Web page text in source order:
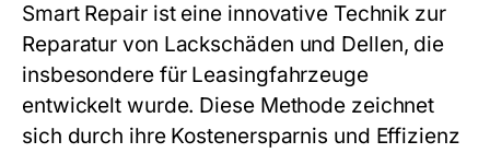
Smart Repair ist eine innovative Technik zur
Reparatur von Lackschäden und Dellen, die
insbesondere für Leasingfahrzeuge
entwickelt wurde. Diese Methode zeichnet
sich durch ihre Kostenersparnis und Effizienz